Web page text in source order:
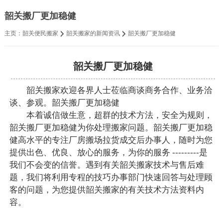
韶关搬厂更加稳健
主页： 韶关便民搬家 韶关搬家的新闻资讯 韶关搬厂更加稳健
韶关搬厂更加稳健
韶关搬家欢迎各界人士莅临商谈商务合作、业务洽
谈、参观。韶关搬厂更加稳健
本着诚信做生意，超群的技术方法，安全为规则，
韶关搬厂更加稳健为你处理搬家问题。韶关搬厂更加稳
健高水平的专注厂房搬场拉货成交后办事人，随时为您
提供出色、优良、放心的服务，为你的服务 ---------是
我们不会变的信誉。遇到有关韶关搬家技术与售后难
题，我们将利用专程的技巧办事部门快速回答与处理顾
客的问题，为您提供韶关搬家的有关技术方法资料内
容。